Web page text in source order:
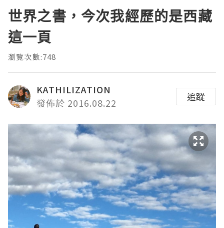
世界之書，今次我經歷的是西藏
這一頁
瀏覽次數:748
KATHILIZATION
發佈於 2016.08.22
追蹤